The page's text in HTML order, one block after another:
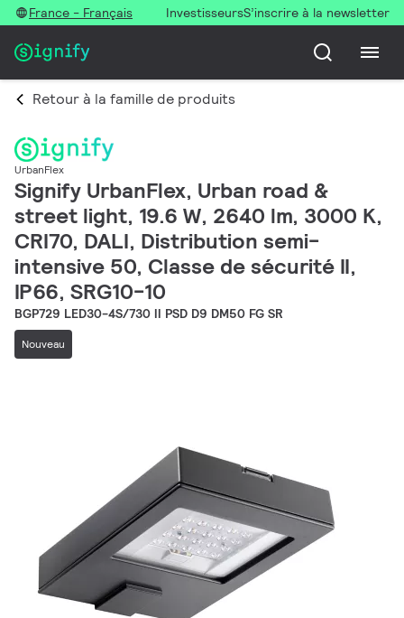
France - Français InvestisseursS’inscrire à la newsletter
Retour à la famille de produits
UrbanFlex
Signify UrbanFlex, Urban road &
street light, 19.6 W, 2640 lm, 3000 K,
CRI70, DALI, Distribution semi-
intensive 50, Classe de sécurité II,
IP66, SRG10-10
BGP729 LED30-4S/730 II PSD D9 DM50 FG SR
Nouveau